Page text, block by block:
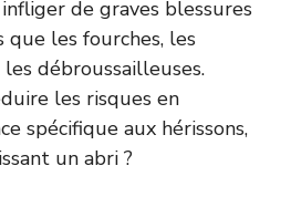
de graves blessures
les fourches, les
débroussailleuses.
les risques en
spécifique aux hérissons,
un abri ?